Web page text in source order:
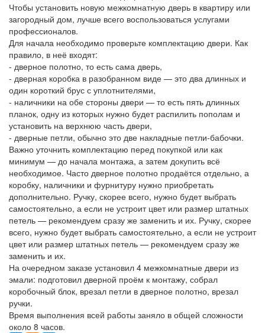
Чтобы установить новую межкомнатную дверь в квартиру или
загородный дом, лучше всего воспользоваться услугами
профессионалов.
Для начала необходимо проверьте комплектацию двери. Как
правило, в неё входят:
- дверное полотно, то есть сама дверь,
- дверная коробка в разобранном виде — это два длинных и
один короткий брус с уплотнителями,
- наличники на обе стороны двери — то есть пять длинных
планок, одну из которых нужно будет распилить пополам и
установить на верхнюю часть двери,
- дверные петли, обычно это две накладные петли-бабочки.
Важно уточнить комплектацию перед покупкой или как
минимум — до начала монтажа, а затем докупить всё
необходимое. Часто дверное полотно продаётся отдельно, а
коробку, наличники и фурнитуру нужно приобретать
дополнительно. Ручку, скорее всего, нужно будет выбрать
самостоятельно, а если не устроит цвет или размер штатных
петель — рекомендуем сразу же заменить и их. Ручку, скорее
всего, нужно будет выбрать самостоятельно, а если не устроит
цвет или размер штатных петель — рекомендуем сразу же
заменить и их.
На очередном заказе установил 4 межкомнатные двери из
эмали: подготовил дверной проём к монтажу, собрал
коробочный блок, врезал петли в дверное полотно, врезал
ручки.
Время выполнения всей работы заняло в общей сложности
около 8 часов.